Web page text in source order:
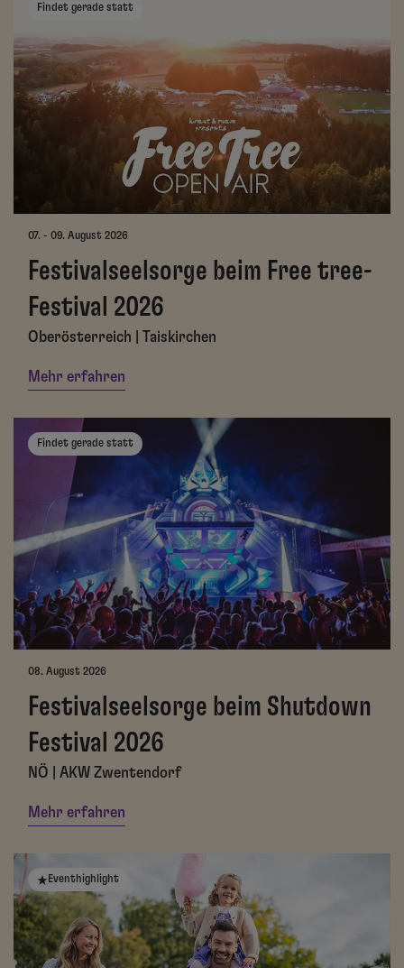
Findet gerade statt
07. - 09. August 2026
Festivalseelsorge beim Free tree-
Festival 2026
Oberösterreich | Taiskirchen
Mehr erfahren
Findet gerade statt
08. August 2026
Festivalseelsorge beim Shutdown
Festival 2026
NÖ | AKW Zwentendorf
Mehr erfahren
Eventhighlight